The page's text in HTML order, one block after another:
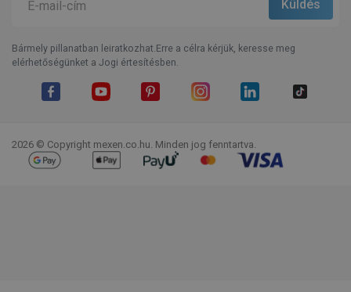
Bármely pillanatban leiratkozhat.Erre a célra kérjük, keresse meg
elérhetőségünket a Jogi értesítésben.
2026 © Copyright mexen.co.hu. Minden jog fenntartva.